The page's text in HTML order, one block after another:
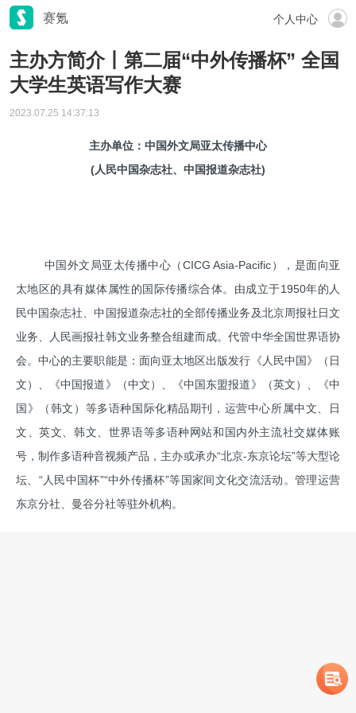
赛氪 个人中心
主办方简介丨第二届“中外传播杯” 全国
大学生英语写作大赛
2023.07.25 14:37:13
主办单位：中国外文局亚太传播中心
(人民中国杂志社、中国报道杂志社)
中国外文局亚太传播中心（CICG Asia-Pacific），是面向亚
太地区的具有媒体属性的国际传播综合体。由成立于1950年的人
民中国杂志社、中国报道杂志社的全部传播业务及北京周报社日文
业务、人民画报社韩文业务整合组建而成。代管中华全国世界语协
会。中心的主要职能是：面向亚太地区出版发行《人民中国》（日
文）、《中国报道》（中文）、《中国东盟报道》（英文）、《中
国》（韩文）等多语种国际化精品期刊，运营中心所属中文、日
文、英文、韩文、世界语等多语种网站和国内外主流社交媒体账
号，制作多语种音视频产品，主办或承办“北京-东京论坛”等大型论
坛、“人民中国杯”“中外传播杯”等国家间文化交流活动。管理运营
东京分社、曼谷分社等驻外机构。